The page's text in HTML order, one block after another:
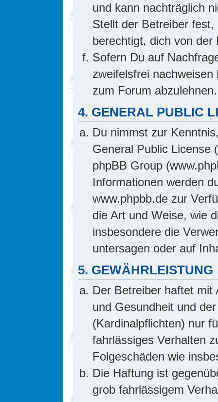
und kann nachträglich
Stellt der Betreiber
berechtigt, dich von
Sofern Du auf
zweifelsfrei
zum Forum abzulehnen.
4. GENERAL PUBLIC
Du nimmst zur
General Public License
phpBB Group
Informationen werden
www.phpbb.de zur
die Art und Weise, wie
insbesondere die
untersagen oder auf
5. GEWÄHRLEISTUNG
Der Betreiber haftet mit
und Gesundheit und
(Kardinalpflichten) nur
fahrlässiges Verhalten
Folgeschäden wie
Die Haftung ist
grob fahrlässigem